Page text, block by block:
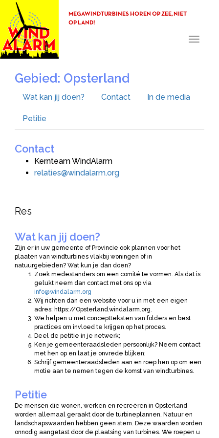
MEGAWINDTURBINES HOREN OP ZEE, NIET
OP LAND!
Toggle
Gebied: Opsterland
Wat kan jij doen? Contact In de media
Petitie
Contact
Kernteam WindAlarm
relaties@windalarm.org
Res
Wat kan jij doen?
Zijn er in uw gemeente of Provincie ook plannen voor het
plaaten van windturbines vlakbij woningen of in
natuurgebieden? Wat kun je dan doen?
Zoek medestanders om een comité te vormen. Als dat is
gelukt neem dan contact met ons op via
info@windalarm.org
Wij richten dan een website voor u in met een eigen
adres: https://Opsterland.windalarm.org.
We helpen u met conceptteksten van folders en best
practices om invloed te krijgen op het proces.
Deel de petitie in je netwerk;
Ken je gemeenteraadsleden persoonlijk? Neem contact
met hen op en laat je onvrede blijken;
Schrijf gemeenteraadsleden aan en roep hen op om een
motie aan te nemen tegen de komst van windturbines.
Petitie
De mensen die wonen, werken en recreëren in Opsterland
worden allemaal geraakt door de turbineplannen. Natuur en
landschapswaarden hebben geen stem. Deze waarden worden
onnodig aangetast door de plaatsing van turbines. We roepen u